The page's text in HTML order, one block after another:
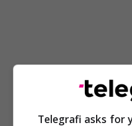
Telegrafi asks for